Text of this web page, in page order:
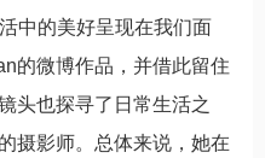
中的美好呈现在我们面
的微博作品，并借此留住
头也探寻了日常生活之
摄影师。总体来说，她在